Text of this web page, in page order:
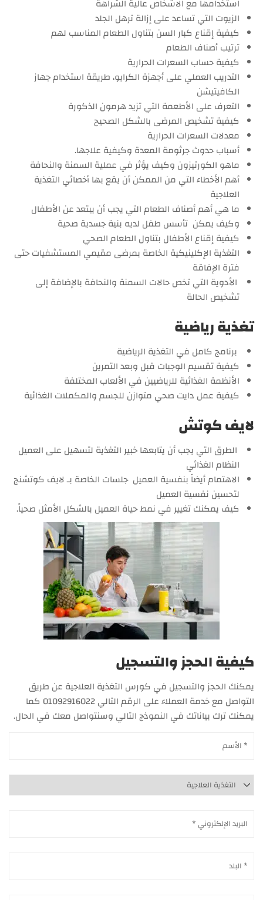
استخدامها مع الاشخاص عالية الشراهة
الزيوت التي تساعد على إزالة ترهل الجلد
كيفية إقناع كبار السن بتناول الطعام المناسب لهم
ترتيب أصناف الطعام
كيفية حساب السعرات الحرارية
التدريب العملي على أجهزة الكرايو، طريقة استخدام جهاز
الكافيتيشن
التعرف على الأطعمة التي تزيد هرمون الذكورة
كيفية تشخيص المرضى بالشكل الصحيح
معدلات السعرات الحرارية
أسباب حدوث جرثومة المعدة وكيفية علاجها.
ماهو الكورتيزون وكيف يؤثر في عملية السمنة والنحافة
أهم الأخطاء التي من الممكن أن يقع بها أخصائي التغذية
العلاجية
ما هي أهم أصناف الطعام التي يجب أن يبتعد عن الأطفال
وكيف يمكن تأسس طفل لديه بنية جسدية صحية
كيفية إقناع الأطفال بتناول الطعام الصحي
التغذية الإكلينيكية الخاصة بمرضى مقيمي المستشفيات حتى
فترة الإفاقة
الأدوية التي تخص حالات السمنة والنحافة بالإضافة إلى
تشخيص الحالة
تغذية رياضية
برنامج كامل في التغذية الرياضية
كيفية تقسيم الوجبات قبل وبعد التمرين
الأنظمة الغذائية للرياضيين في الألعاب المختلفة
كيفية عمل دايت صحي متوازن للجسم والمكملات الغذائية
لايف كوتش
الطرق التي يجب أن يتابعها خبير التغذية لتسهيل على العميل
النظام الغذائي
الاهتمام أيضاً بنفسية العميل جلسات الخاصة بـ لايف كوتشنج
لتحسين نفسية العميل
كيف يمكنك تغيير في نمط حياة العميل بالشكل الأمثل صحياً.
كيفية الحجز والتسجيل
يمكنك الحجز والتسجيل في كورس التغذية العلاجية عن طريق
التواصل مع خدمة العملاء على الرقم التالي 01092916022 كما
يمكنك ترك بياناتك في النموذج التالي وسنتواصل معك في الحال.